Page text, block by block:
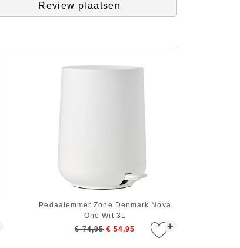
Review plaatsen
+
Pedaalemmer Zone Denmark Nova
One Wit 3L
€ 74,95 € 54,95